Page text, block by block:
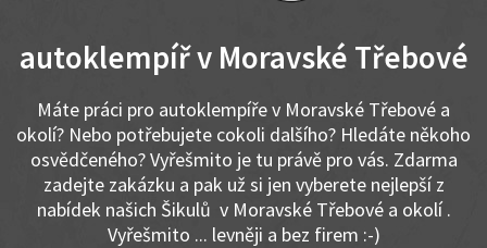
autoklempíř v Moravské Třebové
Máte práci pro autoklempíře v Moravské Třebové a
okolí? Nebo potřebujete cokoli dalšího? Hledáte někoho
osvědčeného? Vyřešmito je tu právě pro vás. Zdarma
zadejte zakázku a pak už si jen vyberete nejlepší z
nabídek našich Šikulů v Moravské Třebové a okolí .
Vyřešmito ... levněji a bez firem :-)